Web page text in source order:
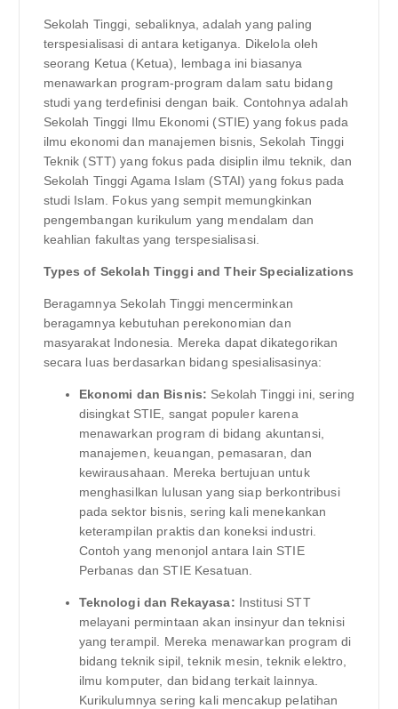
Sekolah Tinggi, sebaliknya, adalah yang paling
terspesialisasi di antara ketiganya. Dikelola oleh
seorang Ketua (Ketua), lembaga ini biasanya
menawarkan program-program dalam satu bidang
studi yang terdefinisi dengan baik. Contohnya adalah
Sekolah Tinggi Ilmu Ekonomi (STIE) yang fokus pada
ilmu ekonomi dan manajemen bisnis, Sekolah Tinggi
Teknik (STT) yang fokus pada disiplin ilmu teknik, dan
Sekolah Tinggi Agama Islam (STAI) yang fokus pada
studi Islam. Fokus yang sempit memungkinkan
pengembangan kurikulum yang mendalam dan
keahlian fakultas yang terspesialisasi.
Types of Sekolah Tinggi and Their Specializations
Beragamnya Sekolah Tinggi mencerminkan
beragamnya kebutuhan perekonomian dan
masyarakat Indonesia. Mereka dapat dikategorikan
secara luas berdasarkan bidang spesialisasinya:
Ekonomi dan Bisnis: Sekolah Tinggi ini, sering
disingkat STIE, sangat populer karena
menawarkan program di bidang akuntansi,
manajemen, keuangan, pemasaran, dan
kewirausahaan. Mereka bertujuan untuk
menghasilkan lulusan yang siap berkontribusi
pada sektor bisnis, sering kali menekankan
keterampilan praktis dan koneksi industri.
Contoh yang menonjol antara lain STIE
Perbanas dan STIE Kesatuan.
Teknologi dan Rekayasa: Institusi STT
melayani permintaan akan insinyur dan teknisi
yang terampil. Mereka menawarkan program di
bidang teknik sipil, teknik mesin, teknik elektro,
ilmu komputer, dan bidang terkait lainnya.
Kurikulumnya sering kali mencakup pelatihan